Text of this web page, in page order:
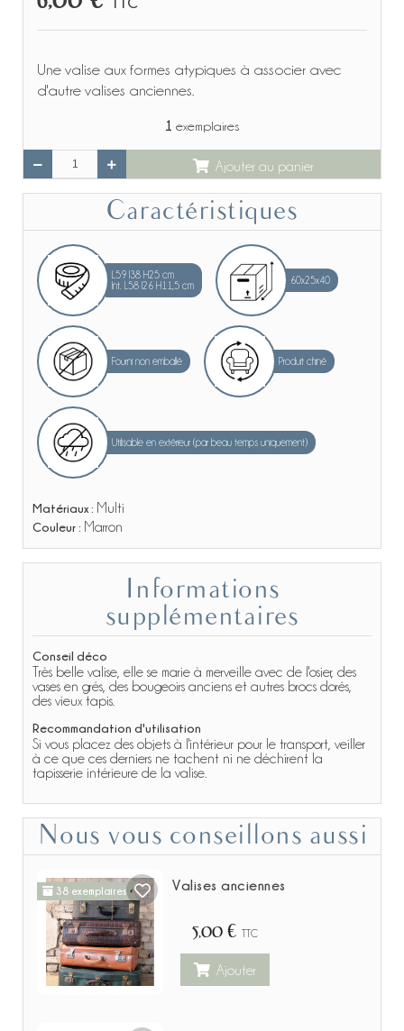
Une valise aux formes atypiques à associer avec
d'autre valises anciennes.
1 exemplaires
Ajouter au panier
Caractéristiques
L59 l38 H25 cm
Int. L58 l26 H11,5 cm
60x25x40
Fourni non emballé Produit chiné
Utilisable en extérieur (par beau temps uniquement)
Matériaux : Multi
Couleur : Marron
supplémentaires
Conseil déco
Très belle valise, elle se marie à merveille avec de l'osier, des
vases en grés, des bougeoirs anciens et autres brocs dorés,
des vieux tapis.
Recommandation d'utilisation
Si vous placez des objets à l'intérieur pour le transport, veiller
à ce que ces derniers ne tachent ni ne déchirent la
tapisserie intérieure de la valise.
Nous vous conseillons aussi
38 exemplaires Valises anciennes
5,00 € TTC
Ajouter